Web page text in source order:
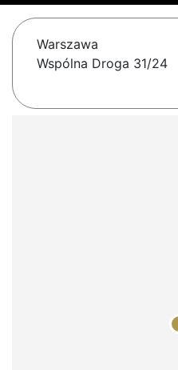
Warszawa
Wspólna Droga 31/24